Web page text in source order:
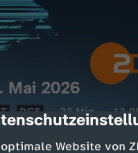
description
Website von
Mai 2026
DGS 23 Min.